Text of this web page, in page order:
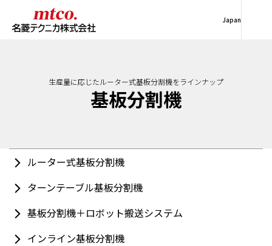
Japan
生産量に応じたルーター式基板分割機をラインナップ
基板分割機
ルーター式基板分割機
ターンテーブル基板分割機
基板分割機＋ロボット搬送システム
インライン基板分割機